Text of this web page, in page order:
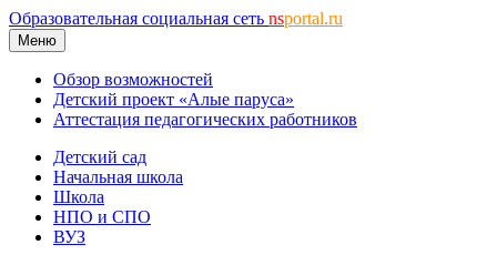
Образовательная социальная сеть nsportal.ru
Меню
Обзор возможностей
Детский проект «Алые паруса»
Аттестация педагогических работников
Детский сад
Начальная школа
Школа
НПО и СПО
ВУЗ